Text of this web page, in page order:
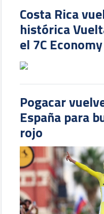
Costa Rica
histórica
el 7C
Pogacar
España para
rojo